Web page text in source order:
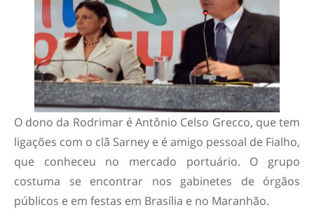
O dono da Rodrimar é Antônio Celso Grecco, que tem
ligações com o clã Sarney e é amigo pessoal de Fialho,
que conheceu no mercado portuário. O grupo
costuma se encontrar nos gabinetes de órgãos
públicos e em festas em Brasília e no Maranhão.